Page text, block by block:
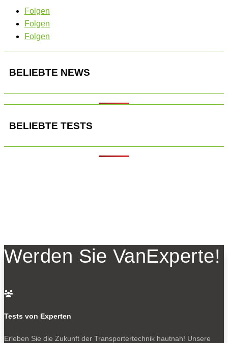
Folgen
Folgen
Folgen
BELIEBTE NEWS
BELIEBTE TESTS
Werden Sie VanExperte!

Tests von Experten
Erleben Sie die Zukunft der Transportertechnik hautnah! Unsere